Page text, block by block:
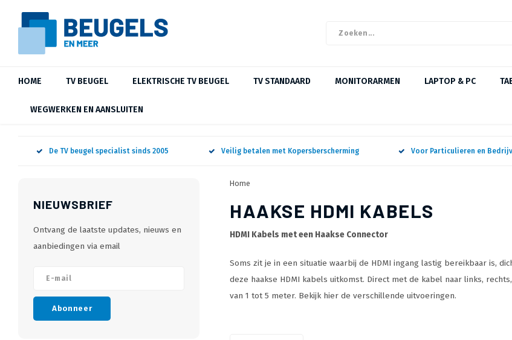
HOME TV BEUGEL ELEKTRISCHE TV BEUGEL TV STANDAARD MONITORARMEN LAPTOP & PC
WEGWERKEN EN AANSLUITEN
De TV beugel specialist sinds 2005 Veilig betalen met Kopersberscherming Voor Particulieren en
NIEUWSBRIEF
Ontvang de laatste updates, nieuws en
aanbiedingen via email
Abonneer
Home
HAAKSE HDMI KABELS
HDMI Kabels met een Haakse Connector
Soms zit je in een situatie waarbij de HDMI ingang lastig bereikbaar is,
deze haakse HDMI kabels uitkomst. Direct met de kabel naar links,
van 1 tot 5 meter. Bekijk hier de verschillende uitvoeringen.